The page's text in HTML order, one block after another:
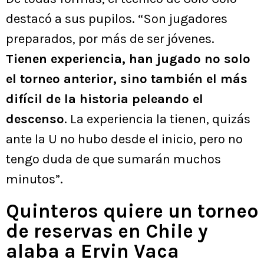
destacó a sus pupilos. “Son jugadores
preparados, por más de ser jóvenes.
Tienen experiencia, han jugado no solo
el torneo anterior, sino también el más
difícil de la historia peleando el
descenso. La experiencia la tienen, quizás
ante la U no hubo desde el inicio, pero no
tengo duda de que sumarán muchos
minutos”.
Quinteros quiere un torneo
de reservas en Chile y
alaba a Ervin Vaca